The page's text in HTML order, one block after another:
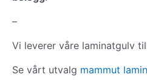
–
Vi leverer våre laminatgulv
Se vårt utvalg mammut